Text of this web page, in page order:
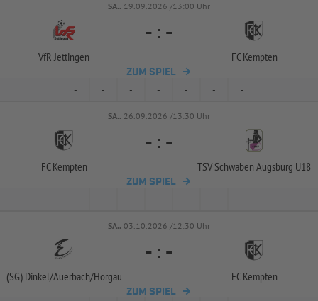
SA.. 19.09.2026 /13:00 Uhr
VfR Jettingen
- : -
FC Kempten
ZUM SPIEL
- - - - - - -
SA.. 26.09.2026 /13:30 Uhr
FC Kempten
- : -
TSV Schwaben Augsburg U18
ZUM SPIEL
- - - - - - -
SA.. 03.10.2026 /12:30 Uhr
(SG) Dinkel/Auerbach/Horgau
- : -
FC Kempten
ZUM SPIEL